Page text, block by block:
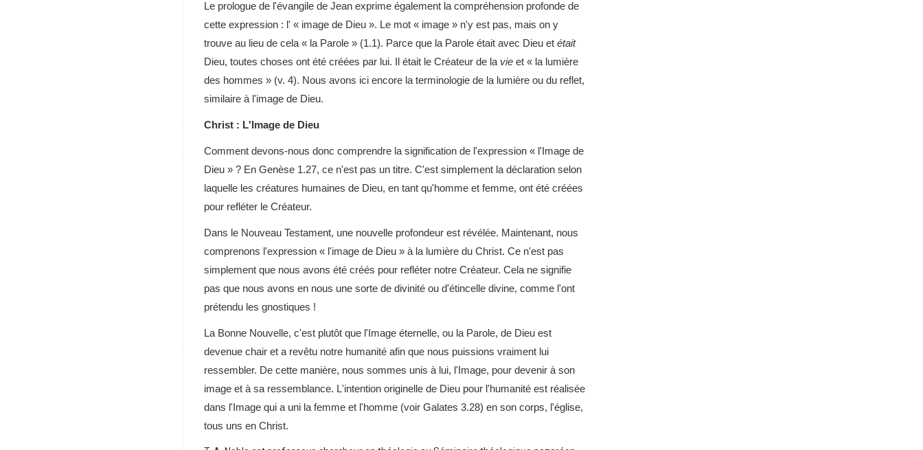
Le prologue de l'évangile de Jean exprime également la compréhension profonde de
cette expression : l' « image de Dieu ». Le mot « image » n'y est pas, mais on y
trouve au lieu de cela « la Parole » (1.1). Parce que la Parole était avec Dieu et était
Dieu, toutes choses ont été créées par lui. Il était le Créateur de la vie et « la lumière
des hommes » (v. 4). Nous avons ici encore la terminologie de la lumière ou du reflet,
similaire à l'image de Dieu.
Christ : L'Image de Dieu
Comment devons-nous donc comprendre la signification de l'expression « l'Image de
Dieu » ? En Genèse 1.27, ce n'est pas un titre. C'est simplement la déclaration selon
laquelle les créatures humaines de Dieu, en tant qu'homme et femme, ont été créées
pour refléter le Créateur.
Dans le Nouveau Testament, une nouvelle profondeur est révélée. Maintenant, nous
comprenons l'expression « l'image de Dieu » à la lumière du Christ. Ce n'est pas
simplement que nous avons été créés pour refléter notre Créateur. Cela ne signifie
pas que nous avons en nous une sorte de divinité ou d'étincelle divine, comme l'ont
prétendu les gnostiques !
La Bonne Nouvelle, c'est plutôt que l'Image éternelle, ou la Parole, de Dieu est
devenue chair et a revêtu notre humanité afin que nous puissions vraiment lui
ressembler. De cette manière, nous sommes unis à lui, l'Image, pour devenir à son
image et à sa ressemblance. L'intention originelle de Dieu pour l'humanité est réalisée
dans l'Image qui a uni la femme et l'homme (voir Galates 3.28) en son corps, l'église,
tous uns en Christ.